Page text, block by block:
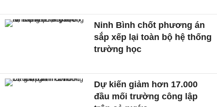
Ninh Bình chốt phương án
sắp xếp lại toàn bộ hệ thống
trường học
Dự kiến giảm hơn 17.000
đầu mối trường công lập